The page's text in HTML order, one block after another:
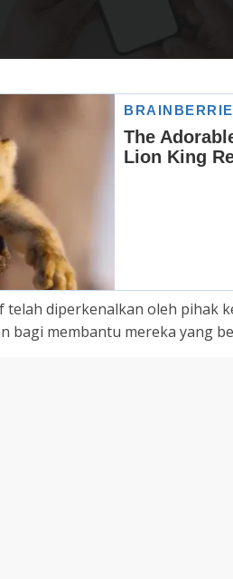
diperkenalkan oleh pihak
bagi membantu mereka yang